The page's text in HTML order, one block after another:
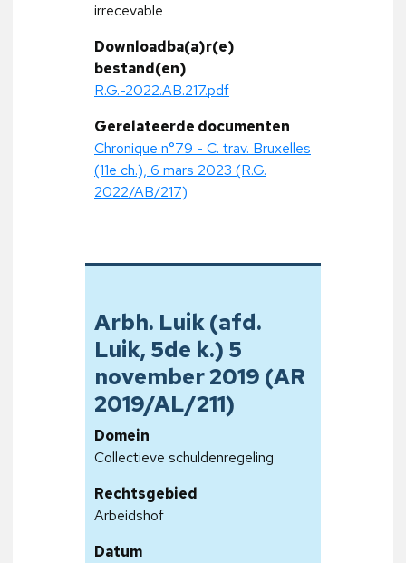
irrecevable
Downloadba(a)r(e)
bestand(en)
R.G.-2022.AB.217.pdf
Gerelateerde documenten
Chronique n°79 - C. trav. Bruxelles
(11e ch.), 6 mars 2023 (R.G.
2022/AB/217)
Arbh. Luik (afd.
Luik, 5de k.) 5
november 2019 (AR
2019/AL/211)
Domein
Collectieve schuldenregeling
Rechtsgebied
Arbeidshof
Datum